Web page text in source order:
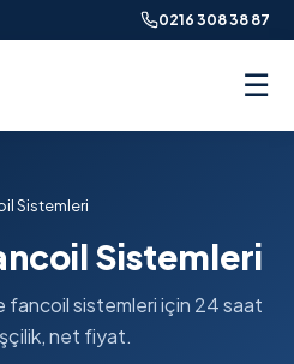
0216 308 38 87
☰
Sistemleri
Sistemleri
sistemleri için 24 saat
net fiyat.